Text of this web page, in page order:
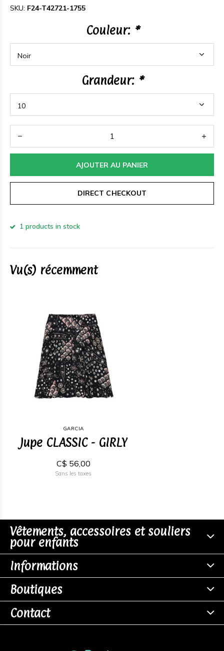
SKU: F24-T42721-1755
Couleur: *
Grandeur: *
AJOUTER AU PANIER
DIRECT CHECKOUT
1 products in stock
Vu(s) récemment
GARCIA
Jupe CLASSIC - GIRLY
C$ 56,00
Sans les taxes
Vêtements, accessoires et souliers
pour enfants
Informations
Boutiques
Contact